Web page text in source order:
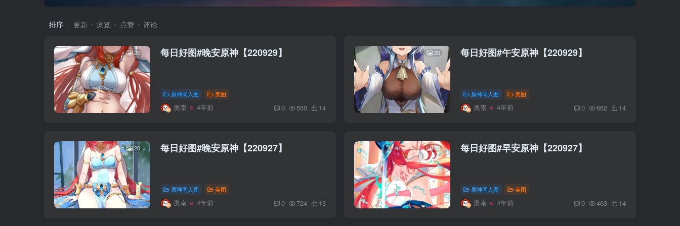
排序 更新 浏览 点赞 评论
20 每日好图#晚安原神【220929】
原神同人图 美图
奥南 4年前 0 550 14
20 每日好图#午安原神【220929】
原神同人图 美图
奥南 4年前 0 662 14
20 每日好图#晚安原神【220927】
原神同人图 美图
奥南 4年前 0 724 13
20 每日好图#早安原神【220927】
原神同人图 美图
奥南 4年前 0 463 14